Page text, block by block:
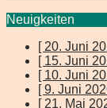
Neuigkeiten
[ 20. Juni
[ 15. Juni
[ 10. Juni
[ 9. Juni
[ 21. Mai